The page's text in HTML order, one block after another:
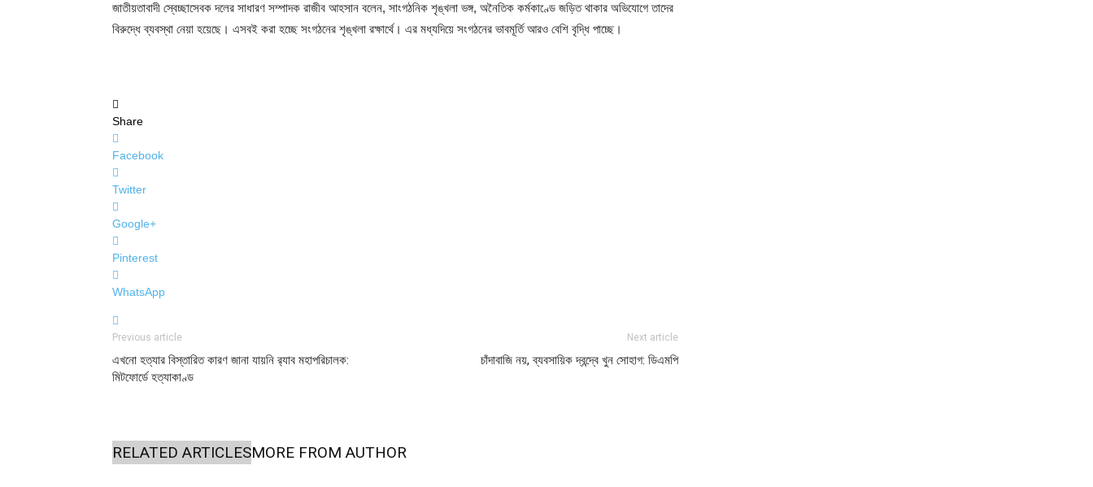
জাতীয়তাবাদী স্বেচ্ছাসেবক দলের সাধারণ সম্পাদক রাজীব আহসান বলেন, সাংগঠনিক শৃঙ্খলা ভঙ্গ, অনৈতিক কর্মকাণ্ডে জড়িত থাকার অভিযোগে তাদের
বিরুদ্ধে ব্যবস্থা নেয়া হয়েছে। এসবই করা হচ্ছে সংগঠনের শৃঙ্খলা রক্ষার্থে। এর মধ্যদিয়ে সংগঠনের ভাবমূর্তি আরও বেশি বৃদ্ধি পাচ্ছে।
Share
Facebook
Twitter
Google+
Pinterest
WhatsApp
Previous article
এখনো হত্যার বিস্তারিত কারণ জানা যায়‌নি র‍্যাব মহাপরিচালক:
মিটফোর্ডে হত্যাকাণ্ড
Next article
চাঁদাবাজি নয়, ব্যবসায়িক দ্বন্দ্বে খুন সোহাগ: ডিএমপি
RELATED ARTICLESMORE FROM AUTHOR